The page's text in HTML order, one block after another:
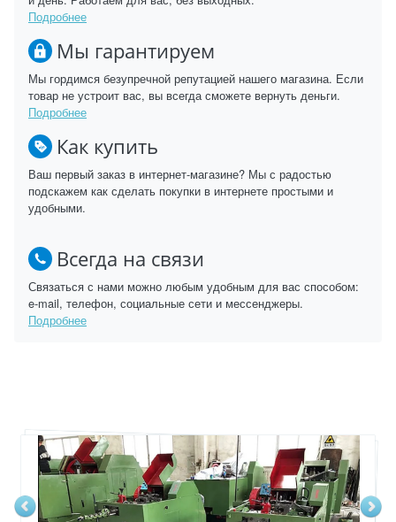
Подробнее
Мы гарантируем
Мы гордимся безупречной репутацией нашего магазина. Если
товар не устроит вас, вы всегда сможете вернуть деньги.
Подробнее
Как купить
Ваш первый заказ в интернет-магазине? Мы с радостью
подскажем как сделать покупки в интернете простыми и
удобными.
Всегда на связи
Связаться с нами можно любым удобным для вас способом:
e-mail, телефон, социальные сети и мессенджеры.
Подробнее